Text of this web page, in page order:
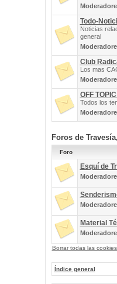
Todo-
Noticias
general
Club
Los mas
OFF
Todos los
Foros de
Foro
Esquí de
Material
Borrar todas las
Índice general